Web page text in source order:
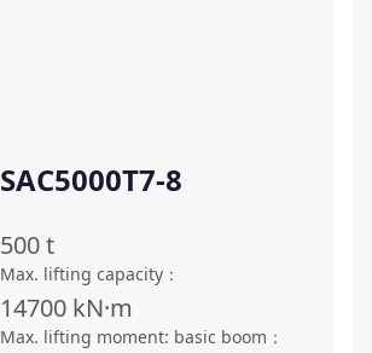
SAC5000T7-8
500t
Max. lifting capacity ：
14700 kN·m
Max. lifting moment: basic boom ：